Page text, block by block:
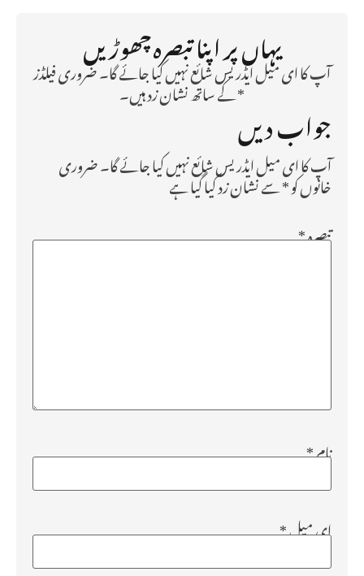
یہاں پر اپنا تبصرہ چھوڑیں
آپ کا ای میل ایڈریس شائع نہیں کیا جائے گا۔ ضروری فیلڈز
* کے ساتھ نشان زد ہیں۔
جواب دیں
آپ کا ای میل ایڈریس شائع نہیں کیا جائے گا۔ضروری
خانوں کو*سے نشان زد کیا گیا ہے
تبصرہ*
نام*
ای میل*